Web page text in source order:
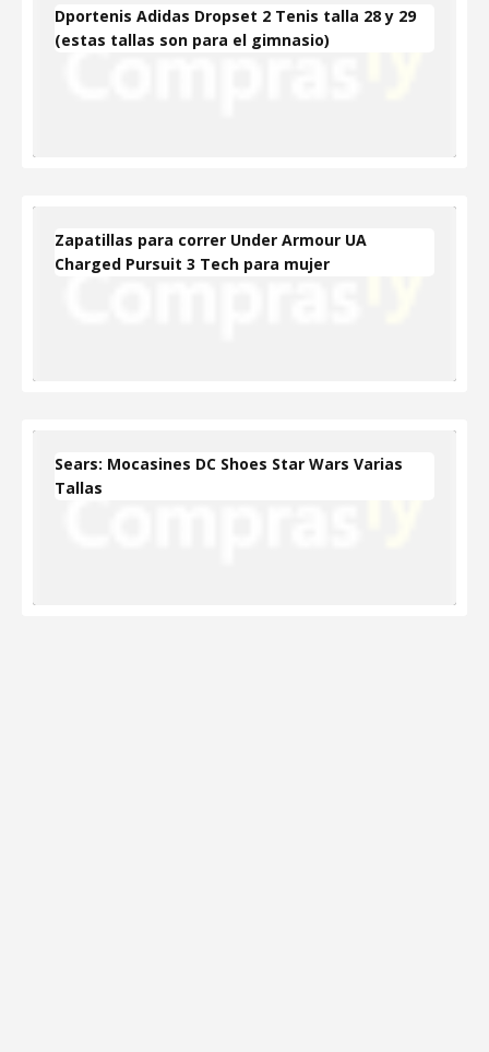
Dportenis Adidas Dropset 2 Tenis talla 28 y 29
(estas tallas son para el gimnasio)
Zapatillas para correr Under Armour UA
Charged Pursuit 3 Tech para mujer
Sears: Mocasines DC Shoes Star Wars Varias
Tallas